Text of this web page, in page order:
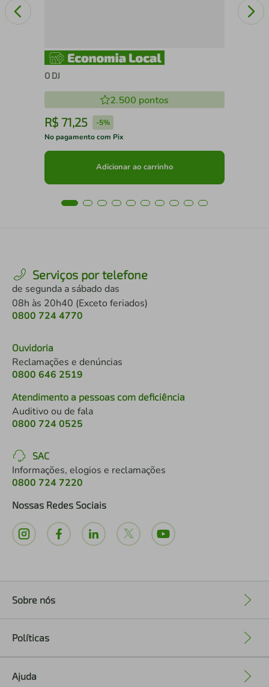
O DJ
2.500 pontos
R$ 71,25 -5%
No pagamento com Pix
Adicionar ao carrinho
Serviços por telefone
de segunda a sábado das
08h às 20h40 (Exceto feriados)
0800 724 4770
Ouvidoria
Reclamações e denúncias
0800 646 2519
Atendimento a pessoas com deficiência
Auditivo ou de fala
0800 724 0525
SAC
Informações, elogios e reclamações
0800 724 7220
Nossas Redes Sociais
Sobre nós
Políticas
Ajuda